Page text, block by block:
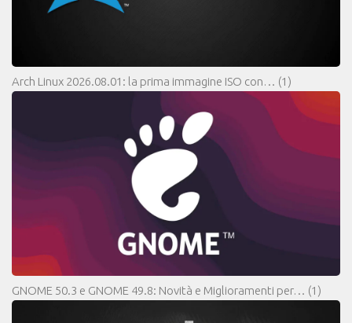
Arch Linux 2026.08.01: la prima immagine ISO con… (1)
GNOME 50.3 e GNOME 49.8: Novità e Miglioramenti per… (1)